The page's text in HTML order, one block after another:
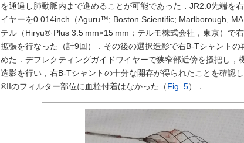
を通過し肺動脈内まで進めることが可能であった．JR2.0先端を
イヤーを0.014inch（Aguru™; Boston Scientific; Marlborough,
テル（Hiryu®·Plus 3.5 mm×15 mm；テルモ株式会社，東京）で
拡張を行なった（計9回）．その後の選択造影で右B-Tシャント
めた．デフレクティングガイドワイヤーで狭窄部近傍を掻把し，
造影を行い，右B-Tシャントの十分な開存が得られたことを確認
®IIのフィルター部位に血栓付着はなかった（Fig. 5）．